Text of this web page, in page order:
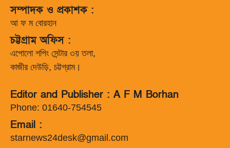
সম্পাদক ও প্রকাশক :
আ ফ ম বোরহান
চট্টগ্রাম অফিস :
এপোলো শপিং সেন্টার ৩য় তলা,
কাজীর দেউড়ি, চট্টগ্রাম।
Editor and Publisher : A F M Borhan
Phone: 01640-754545
Email :
starnews24desk@gmail.com